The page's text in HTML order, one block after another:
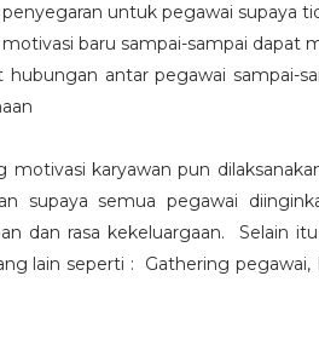
untuk pegawai supaya
baru sampai-sampai dapat
antar pegawai sampai-
motivasi karyawan pun
supaya semua pegawai
dan rasa kekeluargaan. Selain
lain seperti : Gathering